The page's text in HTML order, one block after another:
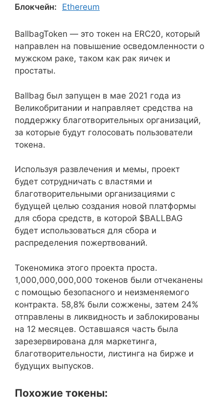
Блокчейн:
Ethereum
BallbagToken — это токен на ERC20, который
направлен на повышение осведомленности о
мужском раке, таком как рак яичек и
простаты.
Ballbag был запущен в мае 2021 года из
Великобритании и направляет средства на
поддержку благотворительных организаций,
за которые будут голосовать пользователи
токена.
Используя развлечения и мемы, проект
будет сотрудничать с властями и
благотворительными организациями с
будущей целью создания новой платформы
для сбора средств, в которой $BALLBAG
будет использоваться для сбора и
распределения пожертвований.
Токеномика этого проекта проста.
1,000,000,000,000 токенов были отчеканены
с помощью безопасного и неизменяемого
контракта. 58,8% были сожжены, затем 24%
отправлены в ликвидность и заблокированы
на 12 месяцев. Оставшаяся часть была
зарезервирована для маркетинга,
благотворительности, листинга на бирже и
будущих выпусков.
Похожие токены: